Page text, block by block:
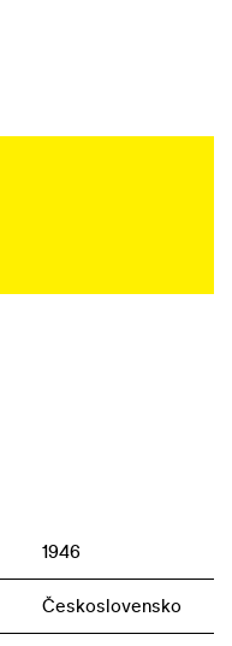
1946
Československo